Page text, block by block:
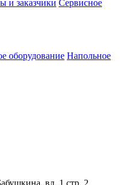
и заказчики Сервисное
оборудование Напольное
вл. 1 стр. 2